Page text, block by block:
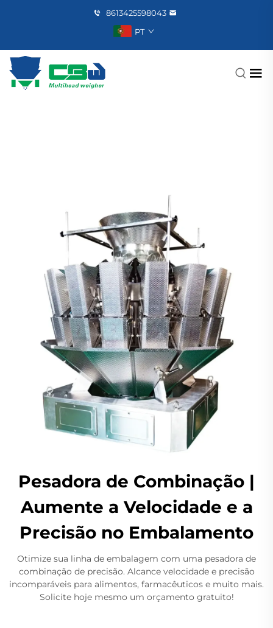
8613425598043
PT
Pesadora de Combinação |
Aumente a Velocidade e a
Precisão no Embalamento
Otimize sua linha de embalagem com uma pesadora de
combinação de precisão. Alcance velocidade e precisão
incomparáveis para alimentos, farmacêuticos e muito mais.
Solicite hoje mesmo um orçamento gratuito!